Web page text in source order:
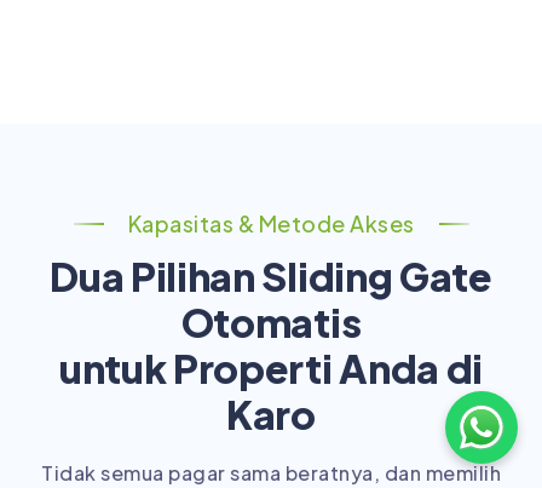
Kapasitas & Metode Akses
Dua Pilihan Sliding Gate
Otomatis
untuk Properti Anda di
Karo
Tidak semua pagar sama beratnya, dan memilih